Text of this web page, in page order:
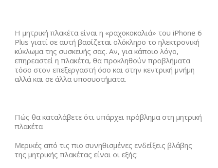
Η μητρική πλακέτα είναι η «ραχοκοκαλιά» του iPhone 6
Plus γιατί σε αυτή βασίζεται ολόκληρο το ηλεκτρονική
κύκλωμα της συσκευής σας. Αν, για κάποιο λόγο,
επηρεαστεί η πλακέτα, θα προκληθούν προβλήματα
τόσο στον επεξεργαστή όσο και στην κεντρική μνήμη
αλλά και σε άλλα υποσυστήματα.
Πώς θα καταλάβετε ότι υπάρχει πρόβλημα στη μητρική
πλακέτα
Μερικές από τις πιο συνηθισμένες ενδείξεις βλάβης
της μητρικής πλακέτας είναι οι εξής: